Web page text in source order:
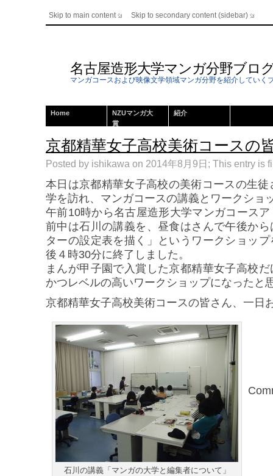
Skip to main content Skip to secondary content (sidebar)
名古屋造形大学マンガ分野ブロ
マンガコースおよび映像文学領域マンガ分野を紹介していく
Home
NZUマンガ大
賞
紹介
京都精華女子高校美術コースの
Posted by ishikawa on 2014年8月9日; This entry is
本日は京都精華女子高校の美術コースの生
学を訪れ、マンガコースの講義とワークショ
午前10時から名古屋造形大学マンガコース
前中は石川の講義を、昼食はさんで午後か
ターの設定表を描く」というワークショッ
後４時30分に終了しました。
まんが甲子園で入賞した京都精華女子高校
かつレベルの高いワークショップになったと
京都精華女子高校美術コースの皆さん、一日
石川の講義「マンガの大学と編集者について」